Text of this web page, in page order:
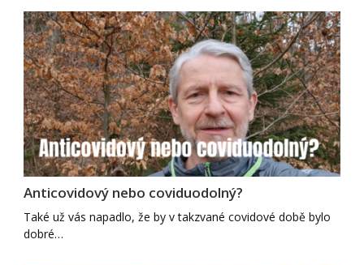
Anticovidový nebo coviduodolný?
Také už vás napadlo, že by v takzvané covidové době bylo
dobré…